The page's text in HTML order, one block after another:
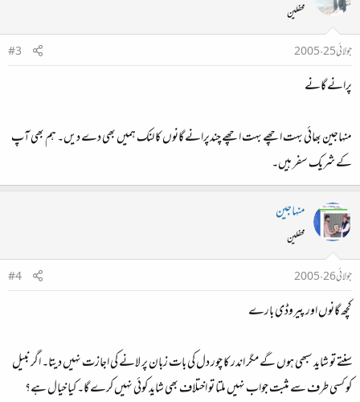
محفلین
جولائی 25، 2005
#3
پرانے گانے
منہاجین بھائی بہت اچھے بہت اچھے چندپرانے گانوں کا لنک ہمیں بھی دے دیں۔ ہم بھی آپ
کے شریک سفر ہیں۔
منہاجین
محفلین
جولائی 26، 2005
#4
کچھ گانوں اور پیروڈی بارے
سنتے تو شاید سبھی ہوں گے مگر اندر کا چور دل کی بات زبان پر لانے کی اجازت نہیں دیتا۔ اگر نبیل
کو کسی طرف سے مثبت جواب نہیں ملتا تو اختلاف بھی شاید کوئی نہیں کرے گا۔ کیا خیال ہے؟